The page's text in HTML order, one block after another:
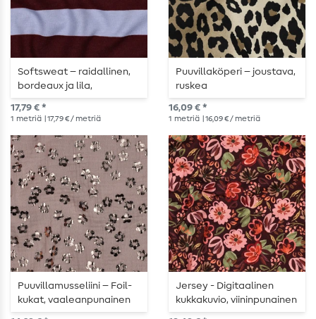
Softsweat – raidallinen,
bordeaux ja lila,
karhennettu
17,79 € *
1 metriä | 17,79 € / metriä
Puuvillaköperi – joustava,
ruskea
16,09 € *
1 metriä | 16,09 € / metriä
Puuvillamusseliini – Foil-
kukat, vaaleanpunainen
Jersey - Digitaalinen
kukkakuvio, viininpunainen